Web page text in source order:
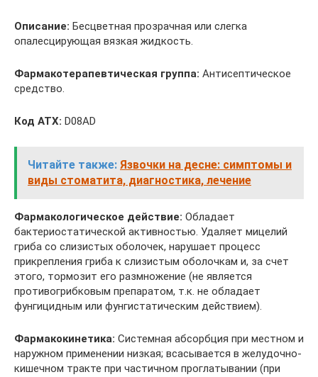
Описание: Бесцветная прозрачная или слегка
опалесцирующая вязкая жидкость.
Фармакотерапевтическая группа: Антисептическое
средство.
Код АТХ: D08AD
Читайте также: Язвочки на десне: симптомы и
виды стоматита, диагностика, лечение
Фармакологическое действие: Обладает
бактериостатической активностью. Удаляет мицелий
гриба со слизистых оболочек, нарушает процесс
прикрепления гриба к слизистым оболочкам и, за счет
этого, тормозит его размножение (не является
противогрибковым препаратом, т.к. не обладает
фунгицидным или фунгистатическим действием).
Фармакокинетика: Системная абсорбция при местном и
наружном применении низкая; всасывается в желудочно-
кишечном тракте при частичном проглатывании (при